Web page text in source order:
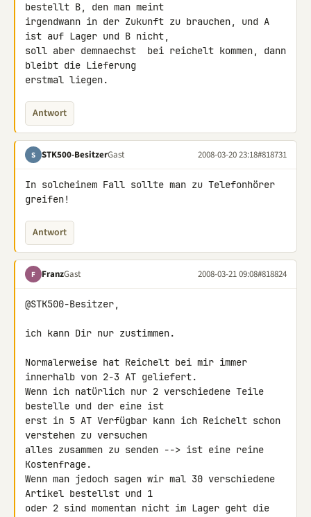
bestellt B, den man meint
irgendwann in der Zukunft zu brauchen, und A
ist auf Lager und B nicht,
soll aber demnaechst  bei reichelt kommen, dann
bleibt die Lieferung
erstmal liegen.
Antwort
S STK500-BesitzerGast 2008-03-20 23:18#818731
In solcheinem Fall sollte man zu Telefonhörer
greifen!
Antwort
F FranzGast 2008-03-21 09:08#818824
@STK500-Besitzer,
ich kann Dir nur zustimmen.
Normalerweise hat Reichelt bei mir immer
innerhalb von 2-3 AT geliefert.
Wenn ich natürlich nur 2 verschiedene Teile
bestelle und der eine ist
erst in 5 AT Verfügbar kann ich Reichelt schon
verstehen zu versuchen
alles zusammen zu senden --> ist eine reine
Kostenfrage.
Wenn man jedoch sagen wir mal 30 verschiedene
Artikel bestellst und 1
oder 2 sind momentan nicht im Lager geht die